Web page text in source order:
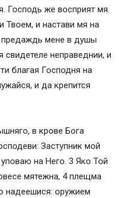
Господь же восприят мя.
Твоем, и настави мя на
предаждь мене в душы
неправеднии, и
благая Господня на
и да крепится
в крове Бога
Заступник мой
на Него. 3 Яко Той
мятежна, 4 плещма
надеешися: оружием